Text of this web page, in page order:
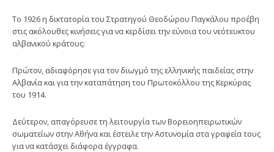
Το 1926 η δικτατορία του Στρατηγού Θεοδώρου Παγκάλου προέβη
στις ακόλουθες κινήσεις για να κερδίσει την εύνοια του νεότευκτου
αλβανικού κράτους:
Πρώτον, αδιαφόρησε για τον διωγμό της ελληνικής παιδείας στην
Αλβανία και για την καταπάτηση του Πρωτοκόλλου της Κερκύρας
του 1914.
Δεύτερον, απαγόρευσε τη λειτουργία των Βορειοηπειρωτικών
σωματείων στην Αθήνα και έστειλε την Αστυνομία στα γραφεία τους
για να κατάσχει διάφορα έγγραφα.